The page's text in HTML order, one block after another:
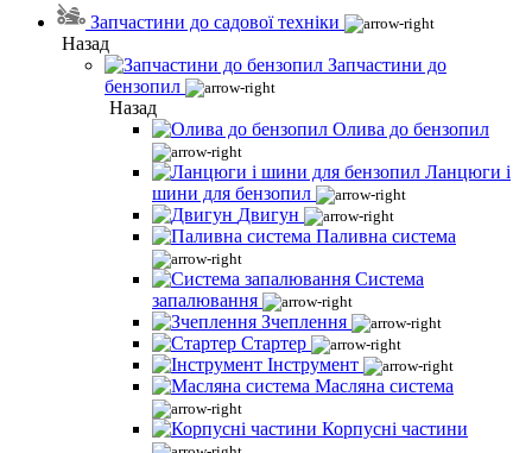
Запчастини до садової техніки
Назад
Запчастини до
бензопил
Назад
Олива до бензопил
Ланцюги і
шини для бензопил
Двигун
Паливна система
Система
запалювання
Зчеплення
Стартер
Інструмент
Масляна система
Корпусні частини